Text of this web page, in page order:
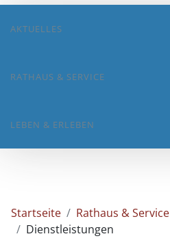
AKTUELLES
RATHAUS & SERVICE
LEBEN & ERLEBEN
Startseite Rathaus & Service
Dienstleistungen